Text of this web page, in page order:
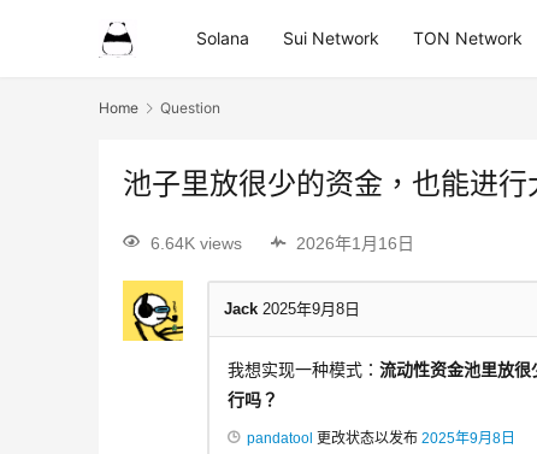
Solana Sui Network TON Network
Home Question
池子里放很少的资金，也能进行
6.64K views 2026年1月16日
Jack 2025年9月8日
我想实现一种模式： 流动性资金池里放
行吗？
pandatool 更改状态以发布 2025年9月8日